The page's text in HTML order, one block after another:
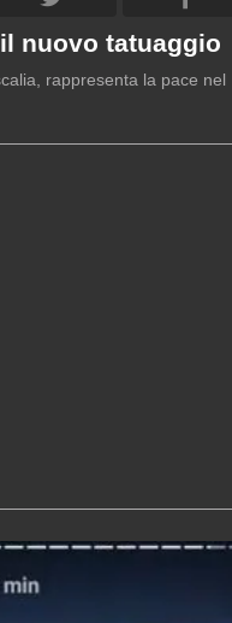
nuovo tatuaggio
rappresenta la pace nel